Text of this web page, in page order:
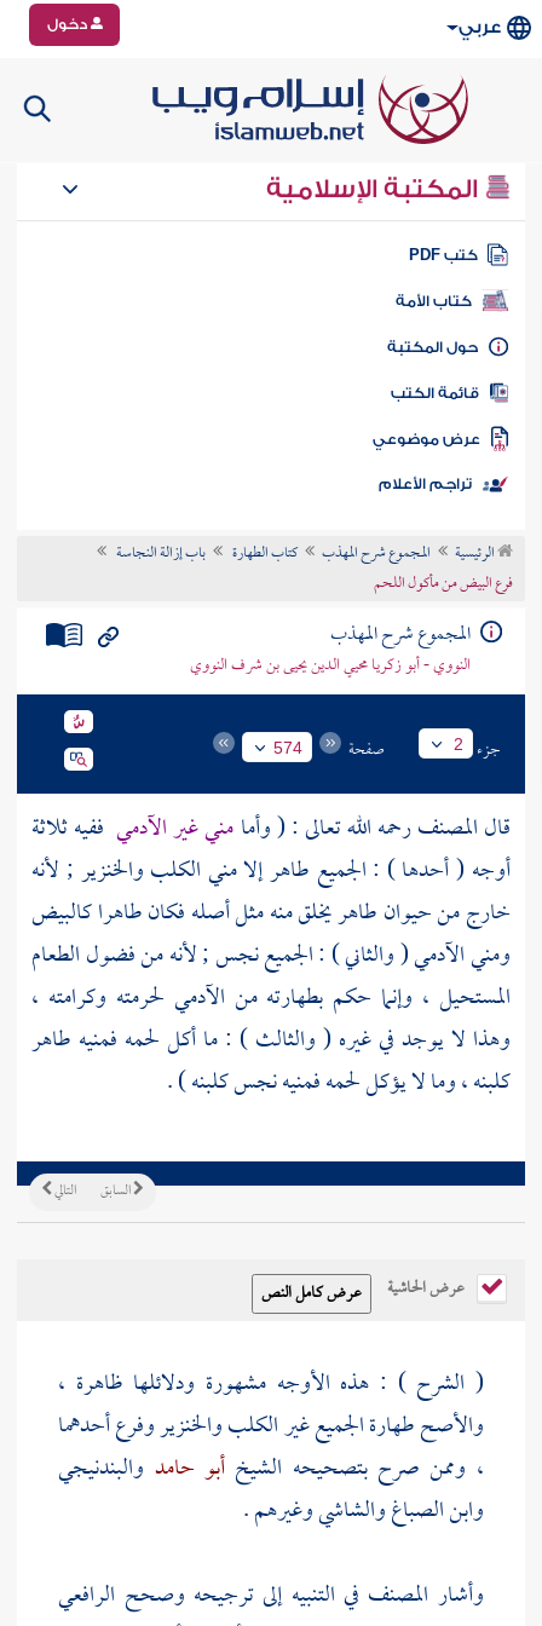
عربي دخول
المكتبة الإسلامية
كتب PDF
كتاب الأمة
المكتبة
الكتب
موضوعي
تراجم الأعلام
الرئيسية المجموع شرح المهذب كتاب الطهارة
باب إزالة النجاسة
فرع البيض من مأكول اللحم
المجموع شرح المهذب
النووي - أبو زكريا محيي الدين يحيى بن شرف النووي
جزء 2 صفحة 574
قالالمصنفرحمه الله تعالى : ( وأمامني غير الآدمي ففيه ثلاثة
أوجه ( أحدها ) : الجميع طاهر إلا مني الكلب والخنزير ; لأنه
خارج من حيوان طاهر يخلق منه مثل أصله فكان طاهرا كالبيض
ومني الآدمي ( والثاني ) : الجميع نجس ; لأنه من فضول الطعام
المستحيل ، وإنما حكم بطهارته من الآدمي لحرمته وكرامته ،
وهذا لا يوجد في غيره ( والثالث ) : ما أكل لحمه فمنيه طاهر
كلبنه ، وما لا يؤكل لحمه فمنيه نجس كلبنه ) .
التالي السابق
عرض الحاشية
( الشرح ) : هذه الأوجه مشهورة ودلائلها ظاهرة ،
والأصح طهارة الجميع غير الكلب والخنزير وفرع أحدهما
، وممن صرح بتصحيحه الشيخأبو حامد والبندنيجي
وابن الصباغوالشاشيوغيرهم .
وأشار المصنف في التنبيه إلى ترجيحه وصحح الرافعي